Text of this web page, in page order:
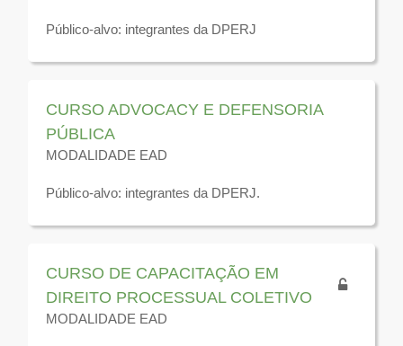
Público-alvo: integrantes da DPERJ
Disponível para visualização até 31 de dezembro de
CURSO ADVOCACY E DEFENSORIA
PÚBLICA
MODALIDADE EAD
Público-alvo: integrantes da DPERJ.
Disponível para visualização até 31 de dezembro de
CURSO DE CAPACITAÇÃO EM
DIREITO PROCESSUAL COLETIVO
MODALIDADE EAD